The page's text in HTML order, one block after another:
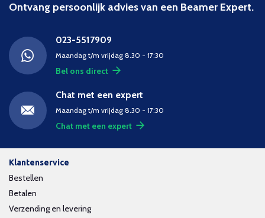
Ontvang persoonlijk advies van een Beamer Expert.
023-5517909
Maandag t/m vrijdag 8.30 - 17:30
Bel ons direct
Chat met een expert
Maandag t/m vrijdag 8.30 - 17:30
Chat met een expert
Klantenservice
Bestellen
Betalen
Verzending en levering